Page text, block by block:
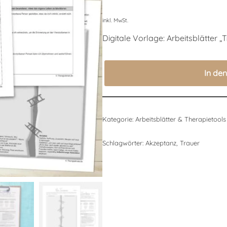
inkl. MwSt.
Digitale Vorlage: Arbeitsblätter
In
Kategorie: Arbeitsblätter & Therapietools
Schlagwörter: Akzeptanz, Trauer